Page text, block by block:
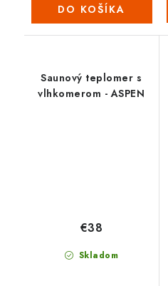
DO KOŠÍKA
Saunový teplomer s
vlhkomerom - ASPEN
Skladom
€38